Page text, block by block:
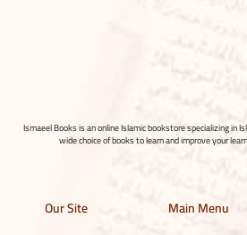
Ismaeel Books is an online Islamic bookstore specializing in
wide choice of books to learn and improve your
Our Site Main Menu